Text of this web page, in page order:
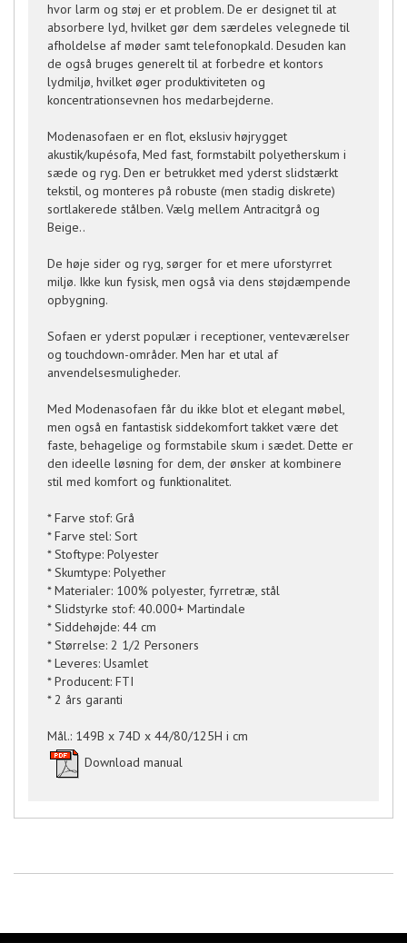
hvor larm og støj er et problem. De er designet til at
absorbere lyd, hvilket gør dem særdeles velegnede til
afholdelse af møder samt telefonopkald. Desuden kan
de også bruges generelt til at forbedre et kontors
lydmiljø, hvilket øger produktiviteten og
koncentrationsevnen hos medarbejderne.
Modenasofaen er en flot, ekslusiv højrygget
akustik/kupésofa, Med fast, formstabilt polyetherskum i
sæde og ryg. Den er betrukket med yderst slidstærkt
tekstil, og monteres på robuste (men stadig diskrete)
sortlakerede stålben. Vælg mellem Antracitgrå og
Beige..
De høje sider og ryg, sørger for et mere uforstyrret
miljø. Ikke kun fysisk, men også via dens støjdæmpende
opbygning.
Sofaen er yderst populær i receptioner, venteværelser
og touchdown-områder. Men har et utal af
anvendelsesmuligheder.
Med Modenasofaen får du ikke blot et elegant møbel,
men også en fantastisk siddekomfort takket være det
faste, behagelige og formstabile skum i sædet. Dette er
den ideelle løsning for dem, der ønsker at kombinere
stil med komfort og funktionalitet.
* Farve stof: Grå
* Farve stel: Sort
* Stoftype: Polyester
* Skumtype: Polyether
* Materialer: 100% polyester, fyrretræ, stål
* Slidstyrke stof: 40.000+ Martindale
* Siddehøjde: 44 cm
* Størrelse: 2 1/2 Personers
* Leveres: Usamlet
* Producent: FTI
* 2 års garanti
Mål.: 149B x 74D x 44/80/125H i cm
Download manual